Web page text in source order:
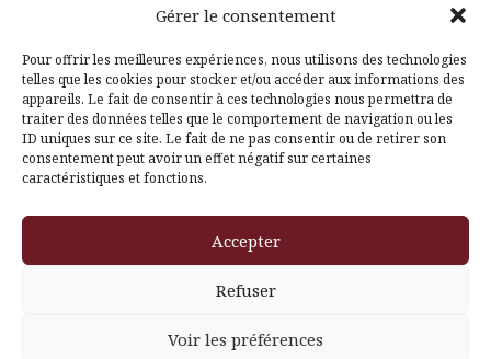
Gérer le consentement
Pour offrir les meilleures expériences, nous utilisons des technologies
telles que les cookies pour stocker et/ou accéder aux informations des
appareils. Le fait de consentir à ces technologies nous permettra de
traiter des données telles que le comportement de navigation ou les
ID uniques sur ce site. Le fait de ne pas consentir ou de retirer son
consentement peut avoir un effet négatif sur certaines
caractéristiques et fonctions.
Accepter
Refuser
Voir les préférences
Facebook
Pinterest
Themeisle